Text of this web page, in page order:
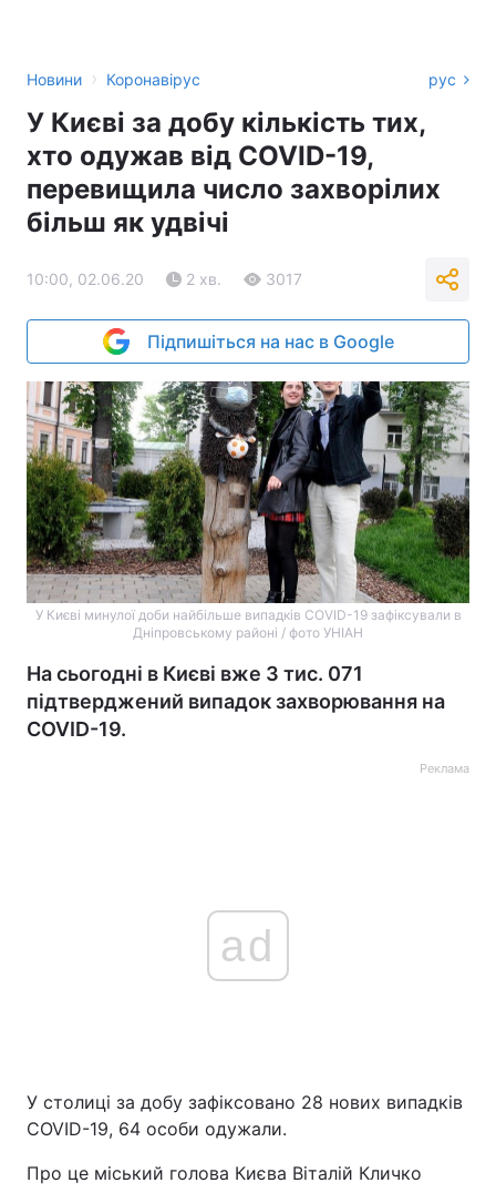
Новини › Коронавірус рус
У Києві за добу кількість тих,
хто одужав від COVID-19,
перевищила число захворілих
більш як удвічі
10:00, 02.06.20 2 хв. 3017
Підпишіться на нас в Google
У Києві минулої доби найбільше випадків COVID-19 зафіксували в
Дніпровському районі / фото УНІАН
На сьогодні в Києві вже 3 тис. 071
підтверджений випадок захворювання на
COVID-19.
Реклама
ad
У столиці за добу зафіксовано 28 нових випадків
COVID-19, 64 особи одужали.
Про це міський голова Києва Віталій Кличко